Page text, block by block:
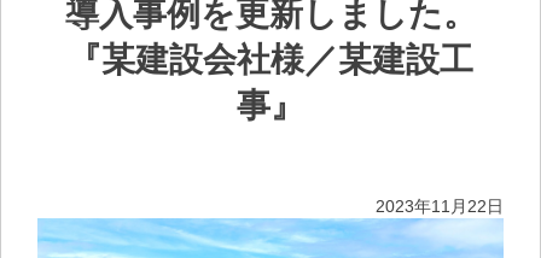
導入事例を更新しました。
『某建設会社様／某建設工
事』
2023年11月22日